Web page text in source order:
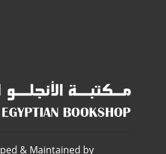
& Maintained by